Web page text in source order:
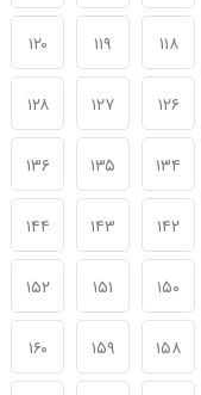
۱۱۸ ۱۱۹ ۱۲۰
۱۲۶ ۱۲۷ ۱۲۸
۱۳۴ ۱۳۵ ۱۳۶
۱۴۲ ۱۴۳ ۱۴۴
۱۵۰ ۱۵۱ ۱۵۲
۱۵۸ ۱۵۹ ۱۶۰